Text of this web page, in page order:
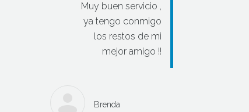
Muy buen servicio ,
ya tengo conmigo
los restos de mi
mejor amigo !!
Brenda